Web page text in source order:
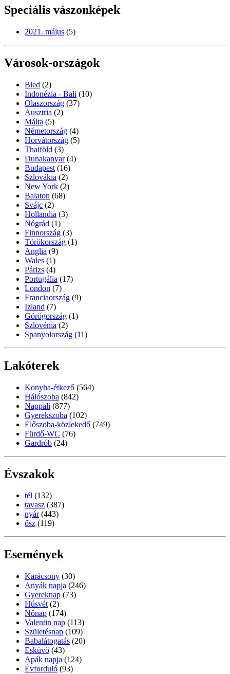
Speciális vászonképek
2021. május (5)
Városok-országok
Bled (2)
Indonézia - Bali (10)
Olaszország (37)
Ausztria (2)
Málta (5)
Németország (4)
Horvátország (5)
Thaiföld (3)
Dunakanyar (4)
Budapest (16)
Szlovákia (2)
New York (2)
Balaton (68)
Svájc (2)
Hollandia (3)
Nógrád (1)
Finnország (3)
Törökország (1)
Anglia (9)
Wales (1)
Párizs (4)
Portugália (17)
London (7)
Franciaország (9)
Izland (7)
Görögország (1)
Szlovénia (2)
Spanyolország (11)
Lakóterek
Konyha-étkező (564)
Hálószoba (842)
Nappali (877)
Gyerekszoba (102)
Előszoba-közlekedő (749)
Fürdő-WC (76)
Gardrób (24)
Évszakok
tél (132)
tavasz (387)
nyár (443)
ősz (119)
Események
Karácsony (30)
Anyák napja (246)
Gyereknap (73)
Húsvét (2)
Nőnap (174)
Valentin nap (113)
Születésnap (109)
Babalátogatás (20)
Esküvő (43)
Apák napja (124)
Évforduló (93)